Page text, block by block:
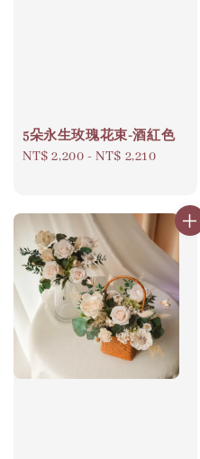
5朵永生玫瑰花束-酒紅色
Regular
NT$ 2,200 -NT$ 2,210